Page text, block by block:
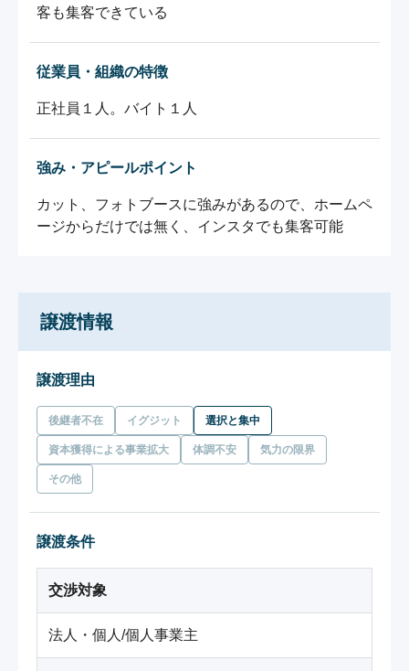
客も集客できている
従業員・組織の特徴
正社員１人。バイト１人
強み・アピールポイント
カット、フォトブースに強みがあるので、ホームペ
ージからだけでは無く、インスタでも集客可能
譲渡情報
譲渡理由
後継者不在 イグジット 選択と集中
資本獲得による事業拡大 体調不安 気力の限界
その他
譲渡条件
交渉対象
法人・個人/個人事業主